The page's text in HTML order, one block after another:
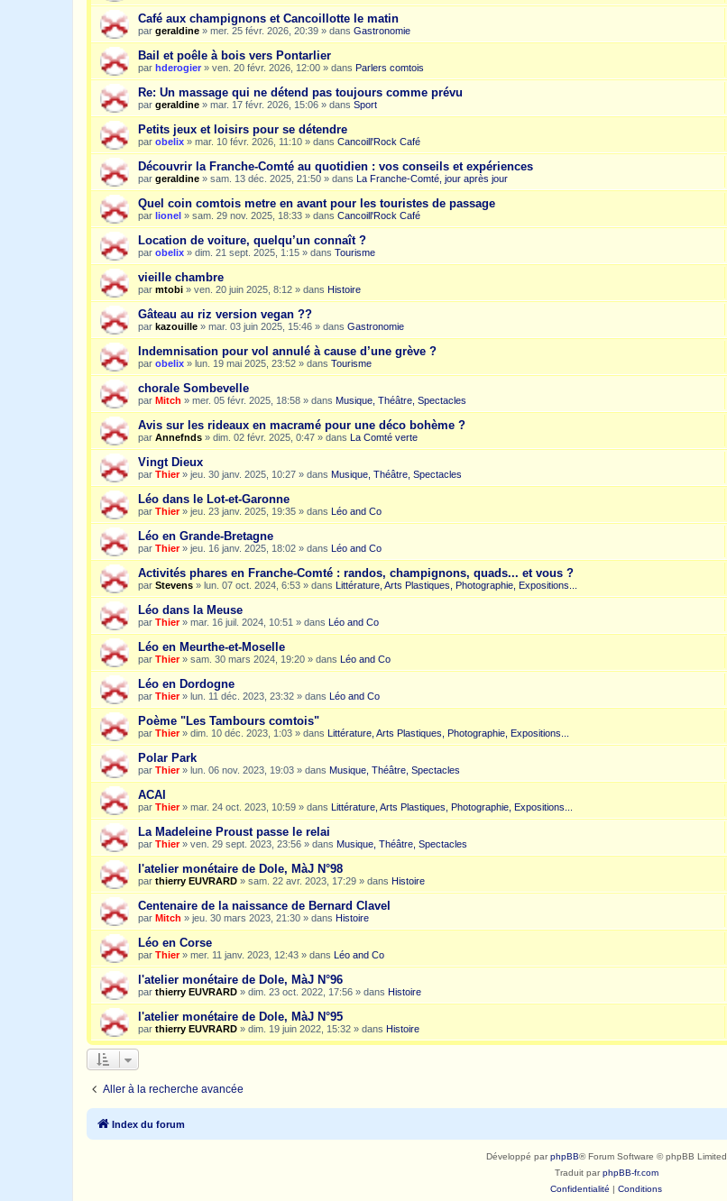
Café aux champignons et Cancoillotte le matin
par geraldine » mer. 25 févr. 2026, 20:39 » dans Gastronomie
Bail et poêle à bois vers Pontarlier
par hderogier » ven. 20 févr. 2026, 12:00 » dans Parlers comtois
Re: Un massage qui ne détend pas toujours comme prévu
par geraldine » mar. 17 févr. 2026, 15:06 » dans Sport
Petits jeux et loisirs pour se détendre
par obelix » mar. 10 févr. 2026, 11:10 » dans Cancoill'Rock Café
Découvrir la Franche-Comté au quotidien : vos conseils et expériences
par geraldine » sam. 13 déc. 2025, 21:50 » dans La Franche-Comté, jour après jour
Quel coin comtois metre en avant pour les touristes de passage
par lionel » sam. 29 nov. 2025, 18:33 » dans Cancoill'Rock Café
Location de voiture, quelqu’un connaît ?
par obelix » dim. 21 sept. 2025, 1:15 » dans Tourisme
vieille chambre
par mtobi » ven. 20 juin 2025, 8:12 » dans Histoire
Gâteau au riz version vegan ??
par kazouille » mar. 03 juin 2025, 15:46 » dans Gastronomie
Indemnisation pour vol annulé à cause d’une grève ?
par obelix » lun. 19 mai 2025, 23:52 » dans Tourisme
chorale Sombevelle
par Mitch » mer. 05 févr. 2025, 18:58 » dans Musique, Théâtre, Spectacles
Avis sur les rideaux en macramé pour une déco bohème ?
par Annefnds » dim. 02 févr. 2025, 0:47 » dans La Comté verte
Vingt Dieux
par Thier» jeu. 30 janv. 2025, 10:27 » dans Musique, Théâtre, Spectacles
Léo dans le Lot-et-Garonne
par Thier» jeu. 23 janv. 2025, 19:35 » dans Léo and Co
Léo en Grande-Bretagne
par Thier» jeu. 16 janv. 2025, 18:02 » dans Léo and Co
Activités phares en Franche-Comté : randos, champignons, quads... et vous ?
par Stevens » lun. 07 oct. 2024, 6:53 » dans Littérature, Arts Plastiques, Photographie, Expositions...
Léo dans la Meuse
par Thier» mar. 16 juil. 2024, 10:51 » dans Léo and Co
Léo en Meurthe-et-Moselle
par Thier» sam. 30 mars 2024, 19:20 » dans Léo and Co
Léo en Dordogne
par Thier» lun. 11 déc. 2023, 23:32 » dans Léo and Co
Poème "Les Tambours comtois"
par Thier» dim. 10 déc. 2023, 1:03 » dans Littérature, Arts Plastiques, Photographie, Expositions...
Polar Park
par Thier» lun. 06 nov. 2023, 19:03 » dans Musique, Théâtre, Spectacles
ACAI
par Thier» mar. 24 oct. 2023, 10:59 » dans Littérature, Arts Plastiques, Photographie, Expositions...
La Madeleine Proust passe le relai
par Thier» ven. 29 sept. 2023, 23:56 » dans Musique, Théâtre, Spectacles
l'atelier monétaire de Dole, MàJ N°98
par thierry EUVRARD » sam. 22 avr. 2023, 17:29 » dans Histoire
Centenaire de la naissance de Bernard Clavel
par Mitch » jeu. 30 mars 2023, 21:30 » dans Histoire
Léo en Corse
par Thier» mer. 11 janv. 2023, 12:43 » dans Léo and Co
l'atelier monétaire de Dole, MàJ N°96
par thierry EUVRARD » dim. 23 oct. 2022, 17:56 » dans Histoire
l'atelier monétaire de Dole, MàJ N°95
par thierry EUVRARD » dim. 19 juin 2022, 15:32 » dans Histoire
Aller à la recherche avancée
Index du forum
Développé parphpBB® Forum Software © phpBB Limited
Traduit parphpBB-fr.com
Confidentialité | Conditions